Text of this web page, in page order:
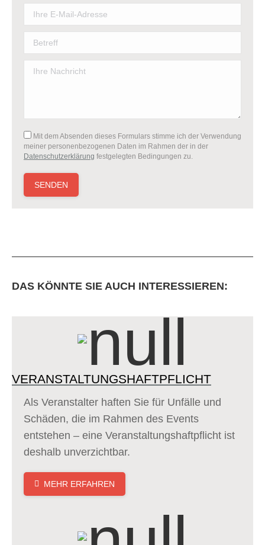
Mit dem Absenden dieses Formulars stimme ich der Verwendung
meiner personenbezogenen Daten im Rahmen der in der
Datenschutzerklärung festgelegten Bedingungen zu.
DAS KÖNNTE SIE AUCH INTERESSIEREN:
VERANSTALTUNGS­HAFTPFLICHT­
Als Veranstalter haften Sie für Unfälle und
Schäden, die im Rahmen des Events
entstehen – eine Veranstaltungs­haftpflicht­ ist
deshalb unverzichtbar.
MEHR ERFAHREN